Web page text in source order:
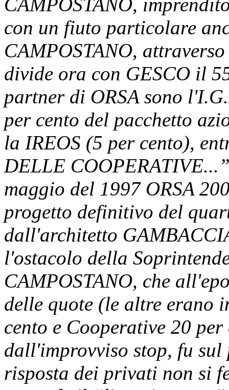
con un fiuto particolare
CAMPOSTANO,
divide ora con GESCO il
partner di ORSA sono
per cento del pacchetto
la IREOS (5 per cento),
DELLE
maggio del 1997 ORSA
progetto definitivo del
dall'architetto
l'ostacolo della
CAMPOSTANO, che
delle quote (le altre erano
cento e Cooperative 20
dall'improvviso stop, fu
risposta dei privati non si